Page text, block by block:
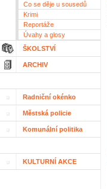
Co se děje u sousedů
Krimi
Reportáže
Úvahy a glosy
ŠKOLSTVÍ
ARCHIV
Radniční okénko
Městská policie
Komunální politika
KULTURNÍ AKCE